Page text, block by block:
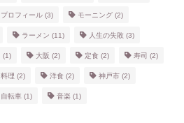
プロフィール (3) モーニング (2)
ラーメン (11) 人生の失敗 (3)
(1) 大阪 (2) 定食 (2) 寿司 (2)
料理 (2) 洋食 (2) 神戸市 (2)
自転車 (1) 音楽 (1)